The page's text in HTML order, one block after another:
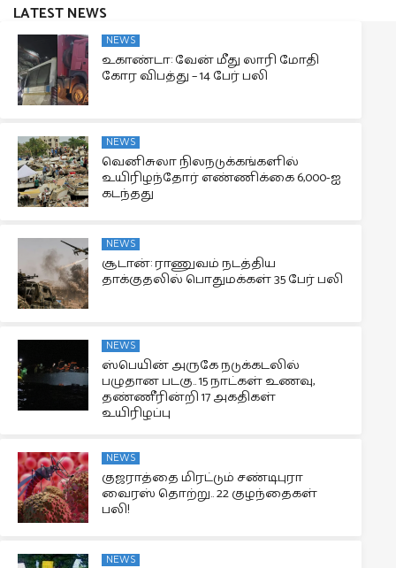
LATEST NEWS
NEWS
உகாண்டா: வேன் மீது லாரி மோதி
கோர விபத்து – 14 பேர் பலி
NEWS
வெனிசுலா நிலநடுக்கங்களில்
உயிரிழந்தோர் எண்ணிக்கை 6,000-ஐ
கடந்தது
NEWS
சூடான்: ராணுவம் நடத்திய
தாக்குதலில் பொதுமக்கள் 35 பேர் பலி
NEWS
ஸ்பெயின் அருகே நடுக்கடலில்
பழுதான படகு.. 15 நாட்கள் உணவு,
தண்ணீரின்றி 17 அகதிகள்
உயிரிழப்பு
NEWS
குஜராத்தை மிரட்டும் சண்டிபுரா
வைரஸ் தொற்று.. 22 குழந்தைகள்
பலி!
NEWS